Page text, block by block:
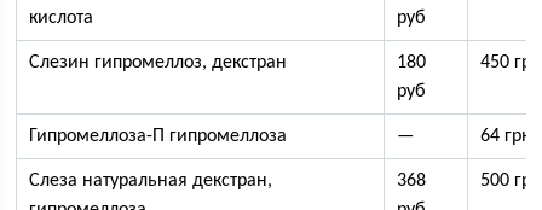
кислота
руб
Слезин гипромеллоз, декстран
180
руб
450 грн
Гипромеллоза-П гипромеллоза — 64 грн
Слеза натуральная декстран,
368
500 грн